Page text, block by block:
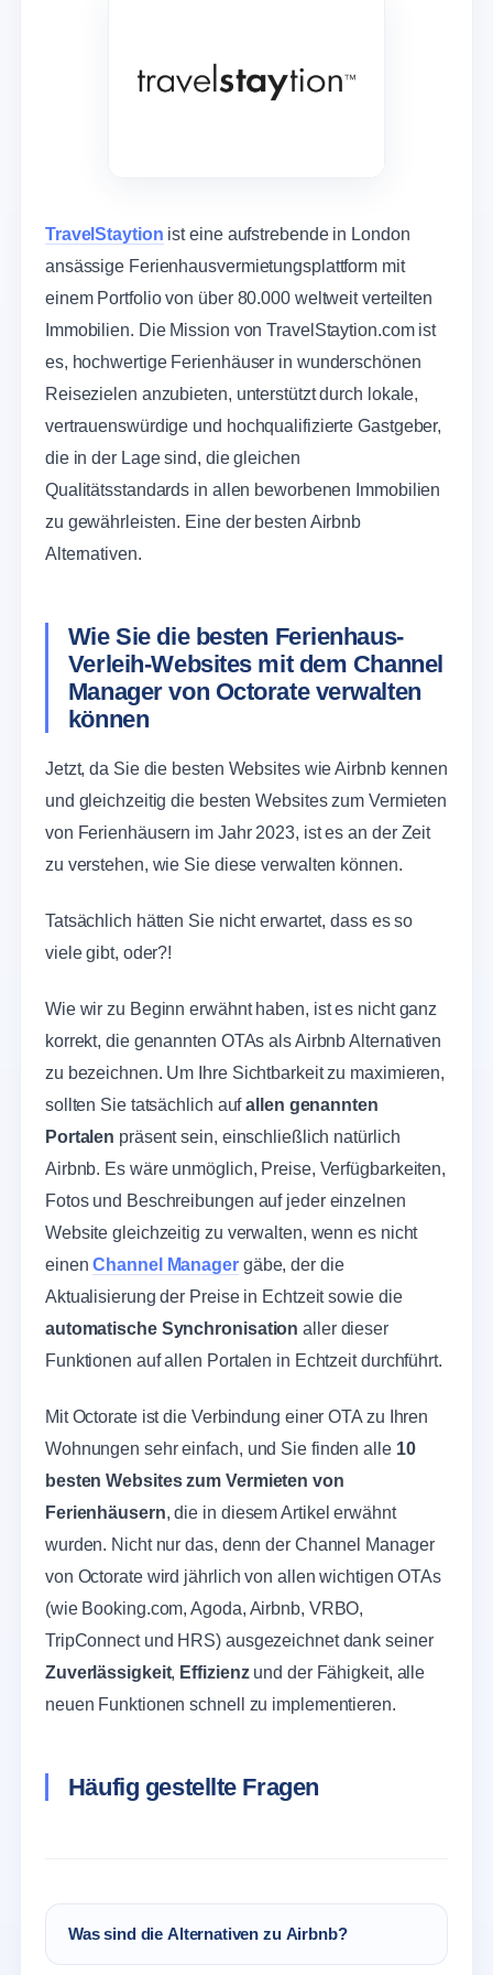
TravelStaytion ist eine aufstrebende in London
ansässige Ferienhausvermietungsplattform mit
einem Portfolio von über 80.000 weltweit verteilten
Immobilien. Die Mission von TravelStaytion.com ist
es, hochwertige Ferienhäuser in wunderschönen
Reisezielen anzubieten, unterstützt durch lokale,
vertrauenswürdige und hochqualifizierte Gastgeber,
die in der Lage sind, die gleichen
Qualitätsstandards in allen beworbenen Immobilien
zu gewährleisten. Eine der besten Airbnb
Alternativen.
Wie Sie die besten Ferienhaus-
Verleih-Websites mit dem Channel
Manager von Octorate verwalten
können
Jetzt, da Sie die besten Websites wie Airbnb kennen
und gleichzeitig die besten Websites zum Vermieten
von Ferienhäusern im Jahr 2023, ist es an der Zeit
zu verstehen, wie Sie diese verwalten können.
Tatsächlich hätten Sie nicht erwartet, dass es so
viele gibt, oder?!
Wie wir zu Beginn erwähnt haben, ist es nicht ganz
korrekt, die genannten OTAs als Airbnb Alternativen
zu bezeichnen. Um Ihre Sichtbarkeit zu maximieren,
sollten Sie tatsächlich aufallen genannten
Portalen präsent sein, einschließlich natürlich
Airbnb. Es wäre unmöglich, Preise, Verfügbarkeiten,
Fotos und Beschreibungen auf jeder einzelnen
Website gleichzeitig zu verwalten, wenn es nicht
einenChannel Managergäbe, der die
Aktualisierung der Preise in Echtzeit sowie die
automatische Synchronisation aller dieser
Funktionen auf allen Portalen in Echtzeit durchführt.
Mit Octorate ist die Verbindung einer OTA zu Ihren
Wohnungen sehr einfach, und Sie finden alle 10
besten Websites zum Vermieten von
Ferienhäusern, die in diesem Artikel erwähnt
wurden. Nicht nur das, denn der Channel Manager
von Octorate wird jährlich von allen wichtigen OTAs
(wie Booking.com, Agoda, Airbnb, VRBO,
TripConnect und HRS) ausgezeichnetdank seiner
Zuverlässigkeit, Effizienz und der Fähigkeit, alle
neuen Funktionen schnell zu implementieren.
Häufig gestellte Fragen
Was sind die Alternativen zu Airbnb?